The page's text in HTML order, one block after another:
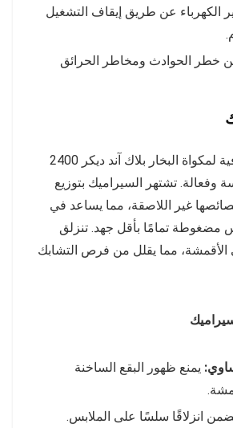
الكهرباء عن طريق إيقاف التشغيل
خطر الحوادث ومخاطر الحرائق
تضمن اللوحة الخزفية لمكواة البخار بلاك آند ديكر 2400
تشتهر السيراميك بتوزيع
غير اللاصقة، مما يساعد في
مضغوطة تمامًا بأقل جهد. تنزلق
الأقمشة، مما يقلل من فرص التشابك
يمنع ظهور البقع الساخنة
انزلاقًا سلسًا على الملابس.